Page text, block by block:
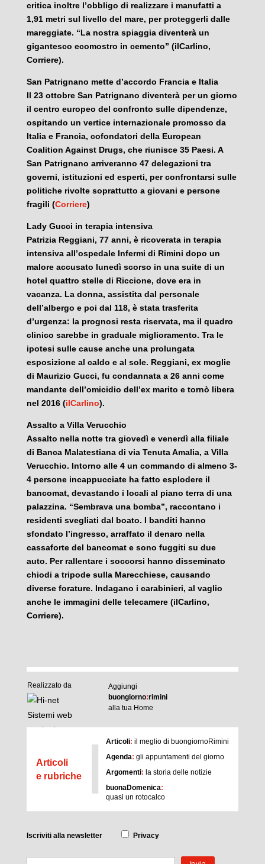
critica inoltre l’obbligo di realizzare i manufatti a
1,91 metri sul livello del mare, per proteggerli dalle
mareggiate. “La nostra spiaggia diventerà un
gigantesco ecomostro in cemento” (ilCarlino,
Corriere).
San Patrignano mette d’accordo Francia e Italia
Il 23 ottobre San Patrignano diventerà per un giorno
il centro europeo del confronto sulle dipendenze,
ospitando un vertice internazionale promosso da
Italia e Francia, cofondatori della European
Coalition Against Drugs, che riunisce 35 Paesi. A
San Patrignano arriveranno 47 delegazioni tra
governi, istituzioni ed esperti, per confrontarsi sulle
politiche rivolte soprattutto a giovani e persone
fragili (Corriere)
Lady Gucci in terapia intensiva
Patrizia Reggiani, 77 anni, è ricoverata in terapia
intensiva all’ospedale Infermi di Rimini dopo un
malore accusato lunedì scorso in una suite di un
hotel quattro stelle di Riccione, dove era in
vacanza. La donna, assistita dal personale
dell’albergo e poi dal 118, è stata trasferita
d’urgenza: la prognosi resta riservata, ma il quadro
clinico sarebbe in graduale miglioramento. Tra le
ipotesi sulle cause anche una prolungata
esposizione al caldo e al sole. Reggiani, ex moglie
di Maurizio Gucci, fu condannata a 26 anni come
mandante dell’omicidio dell’ex marito e tornò libera
nel 2016 (ilCarlino).
Assalto a Villa Verucchio
Assalto nella notte tra giovedì e venerdì alla filiale
di Banca Malatestiana di via Tenuta Amalia, a Villa
Verucchio. Intorno alle 4 un commando di almeno 3-
4 persone incappucciate ha fatto esplodere il
bancomat, devastando i locali al piano terra di una
palazzina. “Sembrava una bomba”, raccontano i
residenti svegliati dal boato. I banditi hanno
sfondato l’ingresso, arraffato il denaro nella
cassaforte del bancomat e sono fuggiti su due
auto. Per rallentare i soccorsi hanno disseminato
chiodi a tripode sulla Marecchiese, causando
diverse forature. Indagano i carabinieri, al vaglio
anche le immagini delle telecamere (ilCarlino,
Corriere).
Realizzato da
Aggiungi
buongiorno:rimini
alla tua Home
Articoli
e rubriche
I Articoli: il meglio di buongiornoRimini
Agenda: gli appuntamenti del giorno
Argomenti: la storia delle notizie
buonaDomenica:
quasi un rotocalco
Iscriviti alla newsletter Privacy